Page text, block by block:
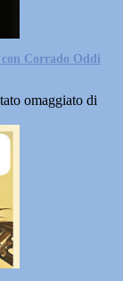
Corrado Oddi
omaggiato di